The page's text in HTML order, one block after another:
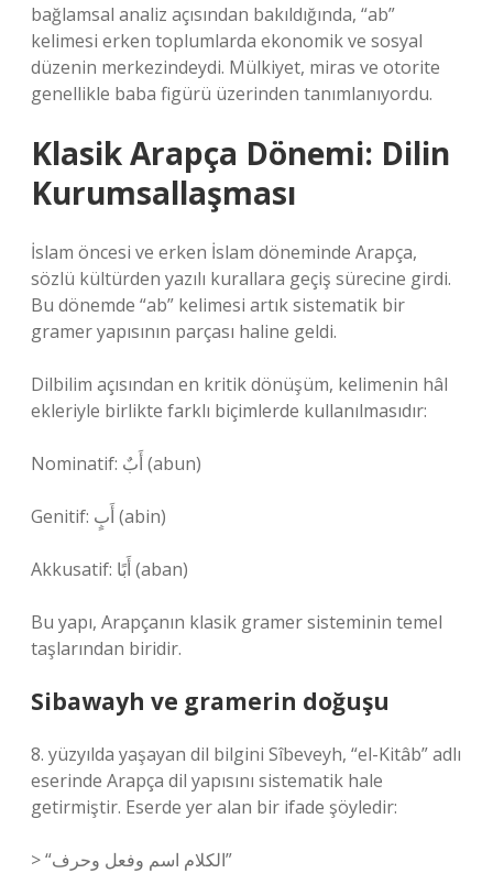
bağlamsal analiz açısından bakıldığında, “ab”
kelimesi erken toplumlarda ekonomik ve sosyal
düzenin merkezindeydi. Mülkiyet, miras ve otorite
genellikle baba figürü üzerinden tanımlanıyordu.
Klasik Arapça Dönemi: Dilin
Kurumsallaşması
İslam öncesi ve erken İslam döneminde Arapça,
sözlü kültürden yazılı kurallara geçiş sürecine girdi.
Bu dönemde “ab” kelimesi artık sistematik bir
gramer yapısının parçası haline geldi.
Dilbilim açısından en kritik dönüşüm, kelimenin hâl
ekleriyle birlikte farklı biçimlerde kullanılmasıdır:
Nominatif: أَبٌ (abun)
Genitif: أَبٍ (abin)
Akkusatif: أَبًا (aban)
Bu yapı, Arapçanın klasik gramer sisteminin temel
taşlarından biridir.
Sibawayh ve gramerin doğuşu
8. yüzyılda yaşayan dil bilgini Sîbeveyh, “el-Kitâb” adlı
eserinde Arapça dil yapısını sistematik hale
getirmiştir. Eserde yer alan bir ifade şöyledir:
> “الكلام اسم وفعل وحرف”